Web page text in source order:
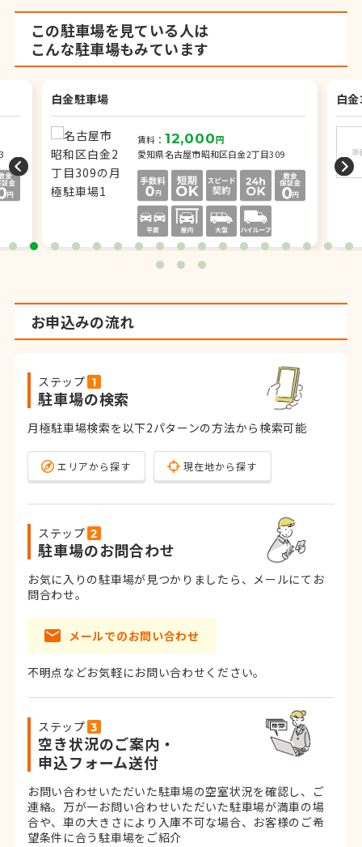
この駐車場を見ている人は
こんな駐車場もみています
白金駐車場
賃料： 12,000円
愛知県名古屋市昭和区白金2丁目309
白
お申込みの流れ
ステップ
駐車場の検索
月極駐車場検索を以下2パターンの方法から検索可能
エリアから探す 現在地から探す
ステップ
駐車場のお問合わせ
お気に入りの駐車場が見つかりましたら、メールにてお
問合わせ。
メールでのお問い合わせ
不明点などお気軽にお問い合わせください。
ステップ
空き状況のご案内・
申込フォーム送付
お問い合わせいただいた駐車場の空室状況を確認し、ご
連絡。 万が一お問い合わせいただいた駐車場が満車の場
合や、車の大きさにより入庫不可な場合、お客様のご希
望条件に合う駐車場をご紹介